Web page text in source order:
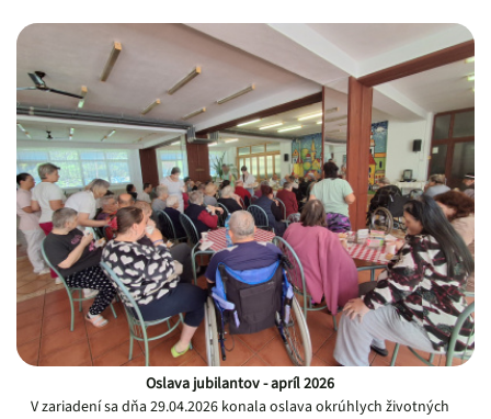
Oslava jubilantov - apríl 2026
V zariadení sa dňa 29.04.2026 konala oslava okrúhlych životných